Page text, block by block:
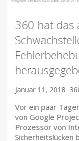
360 hat das
Januar 11, 2018
Vor ein paar
von Google
Prozessor von
Sicherheitslücken